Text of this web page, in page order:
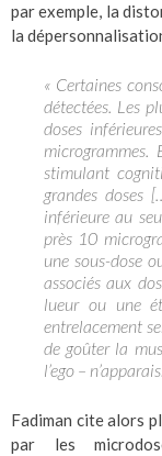
par exemple, la
la
« Certaines
détectées. Les
doses
stimulant
grandes doses
inférieure au
près 10
une sous-dose
associés aux
lueur ou une
entrelacement
de goûter la
l’ego –
Fadiman cite alors
par les